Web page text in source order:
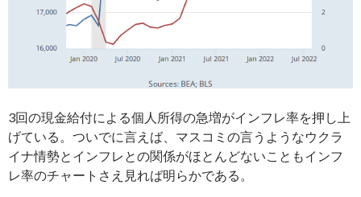
3回の現金給付による個人所得の急増がインフレ率を押し上
げている。ついでに言えば、マスコミの言うようなウクラ
イナ情勢とインフレとの関係がほとんどないこともインフ
レ率のチャートさえ見れば明らかである。